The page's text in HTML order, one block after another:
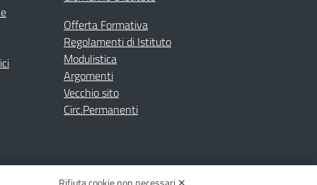
Offerta Formativa
Regolamenti di Istituto
Modulistica
Argomenti
Vecchio sito
Circ.Permanenti